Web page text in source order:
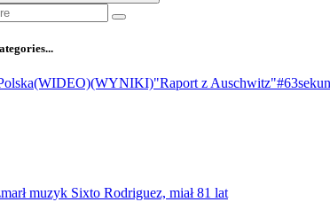
(WIDEO)(WYNIKI)"Raport z Auschwitz"
muzyk Sixto Rodriguez, miał 81 lat